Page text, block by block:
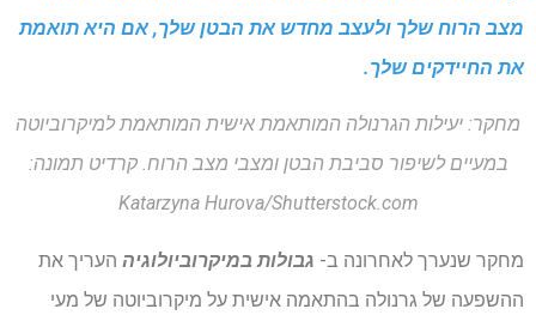
מצב הרוח שלך ולעצב מחדש את הבטן שלך, אם היא תואמת
את החיידקים שלך.
מחקר: יעילות הגרנולה המותאמת אישית המותאמת למיקרוביוטה
במעיים לשיפור סביבת הבטן ומצבי מצב הרוח. קרדיט תמונה:
Katarzyna Hurova/Shutterstock.com
מחקר שנערך לאחרונה ב- גבולות במיקרוביולוגיה העריך את
ההשפעה של גרנולה בהתאמה אישית על מיקרוביוטה של מעי